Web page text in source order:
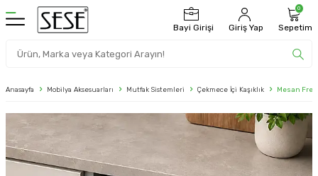
Bayi Girişi Giriş Yap
0
Sepetim
Anasayfa Mobilya Aksesuarları Mutfak Sistemleri Çekmece İçi Kaşıklık Mesan